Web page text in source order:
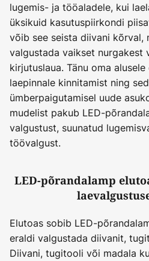
lugemis- ja tööaladele, kui
üksikuid kasutuspiirkondi
võib see seista diivani kõrval,
valgustada vaikset nurgakest
kirjutuslaua. Tänu oma
laepinnale kinnitamist ning
ümberpaigutamisel uude
mudelist pakub LED-
valgustust, suunatud
töövalgust.
LED-põrandalamp
Elutoas sobib LED-
eraldi valgustada diivanit,
Diivani, tugitooli või madala